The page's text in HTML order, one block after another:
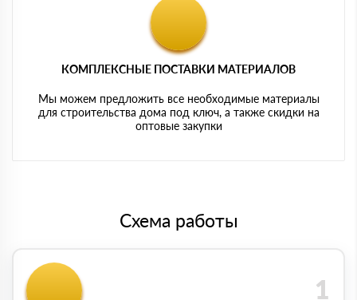
КОМПЛЕКСНЫЕ ПОСТАВКИ МАТЕРИАЛОВ
Мы можем предложить все необходимые материалы
для строительства дома под ключ, а также скидки на
оптовые закупки
Схема работы